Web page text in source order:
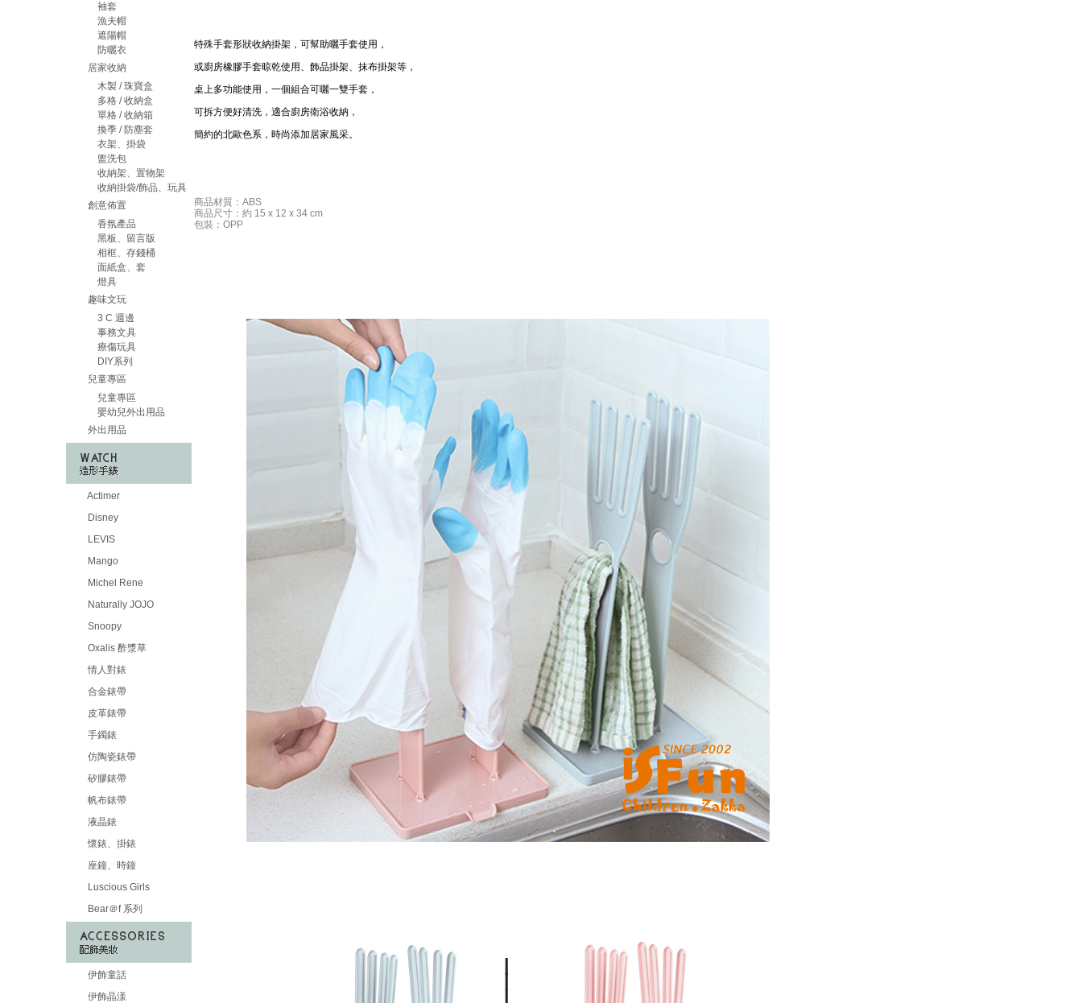
袖套
漁夫帽
遮陽帽
防曬衣
居家收納
木製 / 珠寶盒
多格 / 收納盒
單格 / 收納箱
換季 / 防塵套
衣架、掛袋
盥洗包
收納架、置物架
收納掛袋/飾品、玩具
創意佈置
香氛產品
黑板、留言版
相框、存錢桶
面紙盒、套
燈具
趣味文玩
3 C 週邊
事務文具
療傷玩具
DIY系列
兒童專區
兒童專區
嬰幼兒外出用品
外出用品
Actimer
Disney
LEVIS
Mango
Michel Rene
Naturally JOJO
Snoopy
Oxalis 酢漿草
情人對錶
合金錶帶
皮革錶帶
手鐲錶
仿陶瓷錶帶
矽膠錶帶
帆布錶帶
液晶錶
懷錶、掛錶
座鐘、時鐘
Luscious Girls
Bear＠f 系列
伊飾童話
伊飾晶漾
特殊手套形狀收納掛架，可幫助曬手套使用，
或廚房橡膠手套晾乾使用、飾品掛架、抹布掛架等，
桌上多功能使用，一個組合可曬一雙手套，
可拆方便好清洗，適合廚房衛浴收納，
簡約的北歐色系，時尚添加居家風采。
商品材質：ABS
商品尺寸：約 15 x 12 x 34 cm
包裝：OPP